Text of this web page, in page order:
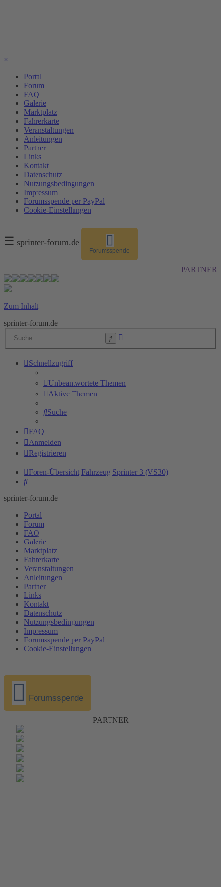
×
Portal
Forum
FAQ
Galerie
Marktplatz
Fahrerkarte
Veranstaltungen
Anleitungen
Partner
Links
Kontakt
Datenschutz
Nutzungsbedingungen
Impressum
Forumsspende per PayPal
Cookie-Einstellungen
☰ sprinter-forum.de
Forumsspende
PARTNER
Zum Inhalt
sprinter-forum.de
Suche
Schnellzugriff
Unbeantwortete Themen
Aktive Themen
Suche
FAQ
Anmelden
Registrieren
Foren-Übersicht Fahrzeug Sprinter 3 (VS30)
Suche
sprinter-forum.de
Portal
Forum
FAQ
Galerie
Marktplatz
Fahrerkarte
Veranstaltungen
Anleitungen
Partner
Links
Kontakt
Datenschutz
Nutzungsbedingungen
Impressum
Forumsspende per PayPal
Cookie-Einstellungen
Forumsspende
PARTNER